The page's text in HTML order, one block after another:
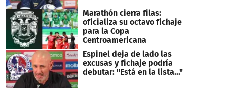
Marathón cierra filas:
oficializa su octavo fichaje
para la Copa
Centroamericana
Espinel deja de lado las
excusas y fichaje podría
debutar: "Está en la lista..."